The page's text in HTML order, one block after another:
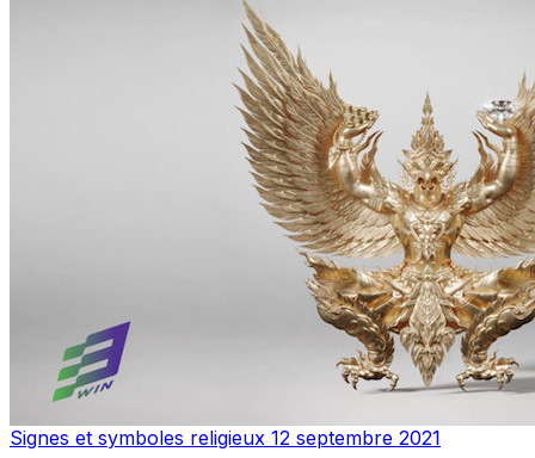
Signes et symboles religieux 12 septembre 2021